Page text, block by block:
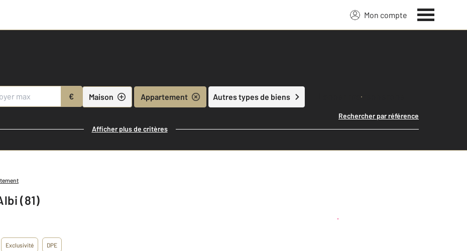
Mon compte
€ Maison Appartement Autres types de biens Lancer ma recherche
Rechercher par référence
Afficher plus de critères
(81)
Créer une alerte
Exclusivité DPE